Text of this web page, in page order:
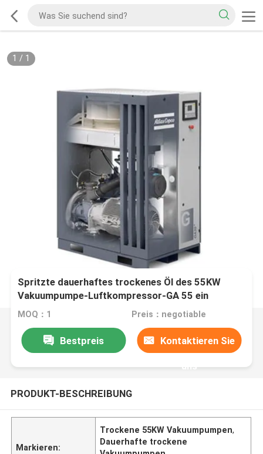
1 / 1
Spritzte dauerhaftes trockenes Öl des 55KW
Vakuumpumpe-Luftkompressor-GA 55 ein
MOQ：1 Preis：negotiable
Bestpreis Kontaktieren Sie
uns
PRODUKT-BESCHREIBUNG
Markieren:
Trockene 55KW Vakuumpumpen,
Dauerhafte trockene